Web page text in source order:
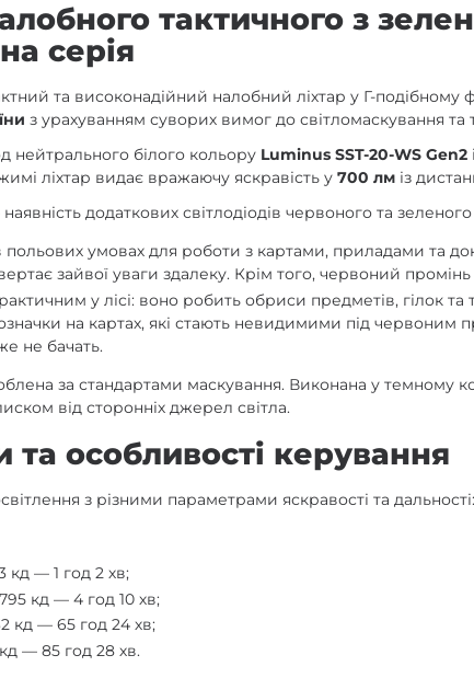
тактичного з
серія
та високонадійний налобний ліхтар у Г-подібному
з урахуванням суворих вимог до світломаскування та
нейтрального білого кольору Luminus SST-20-WS Gen2
ліхтар видає вражаючу яскравість у700 лм із
додаткових світлодіодів червоного та зеленого
польових умовах для роботи з картами, приладами та
зайвої уваги здалеку. Крім того, червоний
у лісі: воно робить обриси предметів, гілок
на картах, які стають невидимими під
не бачать.
за стандартами маскування. Виконана у темному
від сторонніх джерел світла.
особливості керування
з різними параметрами яскравості та дальності:
кд — 1 год 2 хв;
кд — 4 год 10 хв;
кд — 65 год 24 хв;
— 85 год 28 хв.